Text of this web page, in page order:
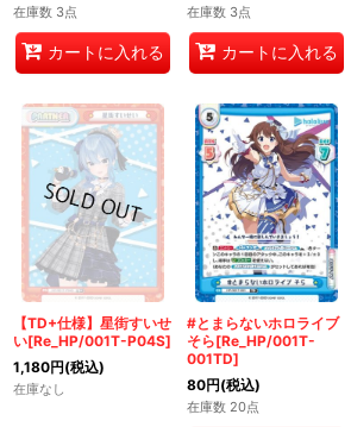
在庫数 3点
カートに入れる
在庫数 3点
カートに入れる
【TD+仕様】星街すいせ
い[Re_HP/001T-P04S]
1,180円(税込)
在庫なし
#とまらないホロライブ
そら[Re_HP/001T-
001TD]
80円(税込)
在庫数 20点